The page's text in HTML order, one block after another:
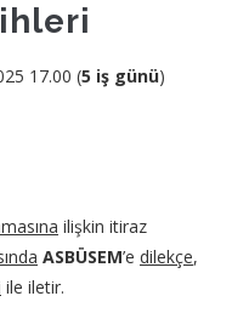
17.00 (5 iş günü)
ilişkin itiraz
ASBÜSEM’e dilekçe,
ile iletir.